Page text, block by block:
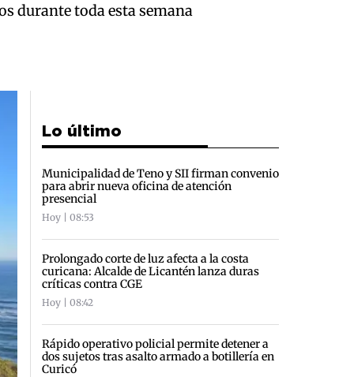
durante toda esta semana
Lo último
Municipalidad de Teno y SII firman convenio
para abrir nueva oficina de atención
presencial
Hoy | 08:53
Prolongado corte de luz afecta a la costa
curicana: Alcalde de Licantén lanza duras
críticas contra CGE
Hoy | 08:42
Rápido operativo policial permite detener a
dos sujetos tras asalto armado a botillería en
Curicó